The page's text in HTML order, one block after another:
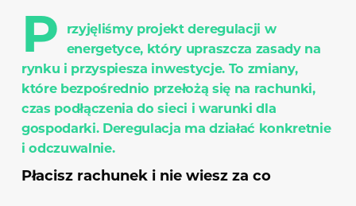
P
rzyjęliśmy projekt deregulacji w
energetyce, który upraszcza zasady na
rynku i przyspiesza inwestycje. To zmiany,
które bezpośrednio przełożą się na rachunki,
czas podłączenia do sieci i warunki dla
gospodarki. Deregulacja ma działać konkretnie
i odczuwalnie.
Płacisz rachunek i nie wiesz za co